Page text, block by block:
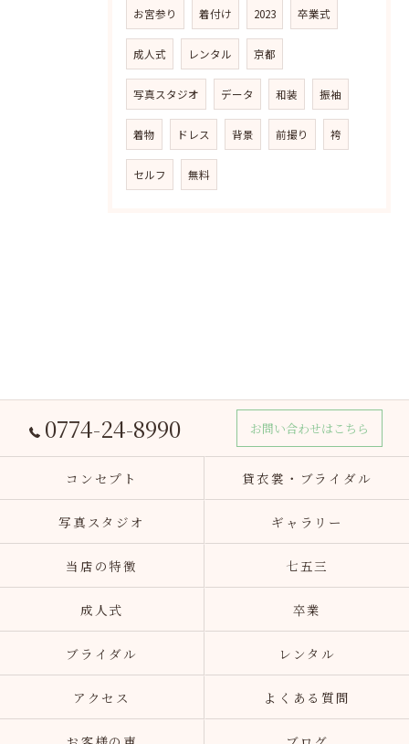
お宮参り 着付け 2023 卒業式
成人式 レンタル 京都
写真スタジオ データ 和装 振袖
着物 ドレス 背景 前撮り 袴
セルフ 無料
0774-24-8990 お問い合わせはこちら
コンセプト 貸衣裳・ブライダル
写真スタジオ ギャラリー
当店の特徴 七五三
成人式 卒業
ブライダル レンタル
アクセス よくある質問